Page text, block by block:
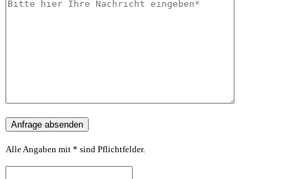
Alle Angaben mit * sind Pflichtfelder.